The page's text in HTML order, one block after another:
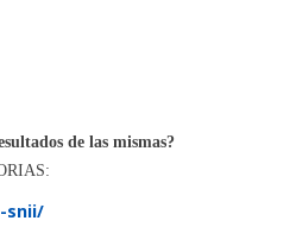
de las mismas?
snii/